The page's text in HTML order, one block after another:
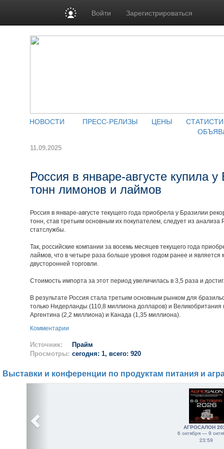
Войти Зарегистрироваться
НОВОСТИ ПРЕСС-РЕЛИЗЫ ЦЕНЫ
11.09.2025
Россия в январе-августе купила
тонн лимонов и лаймов
Россия в январе-августе текущего года приобрела у Бразилии
тонн, став третьим основным их покупателем, следует из
статслужбы.
Так, российские компании за восемь месяцев текущего года
лаймов, что в четыре раза больше уровня годом ранее и
двусторонней торговли.
Стоимость импорта за этот период увеличилась в 3,5 раза и
В результате Россия стала третьим основным рынком для
только Нидерланды (110,8 миллиона долларов) и
Аргентина (2,2 миллиона) и Канада (1,35 миллиона).
Комментарии
Источник:
Прайм
Просмотры: сегодня: 1, всего: 920
Выставки и конференции по продуктам питания и
АГРОСАЛОН
6 октября — 9
23:59